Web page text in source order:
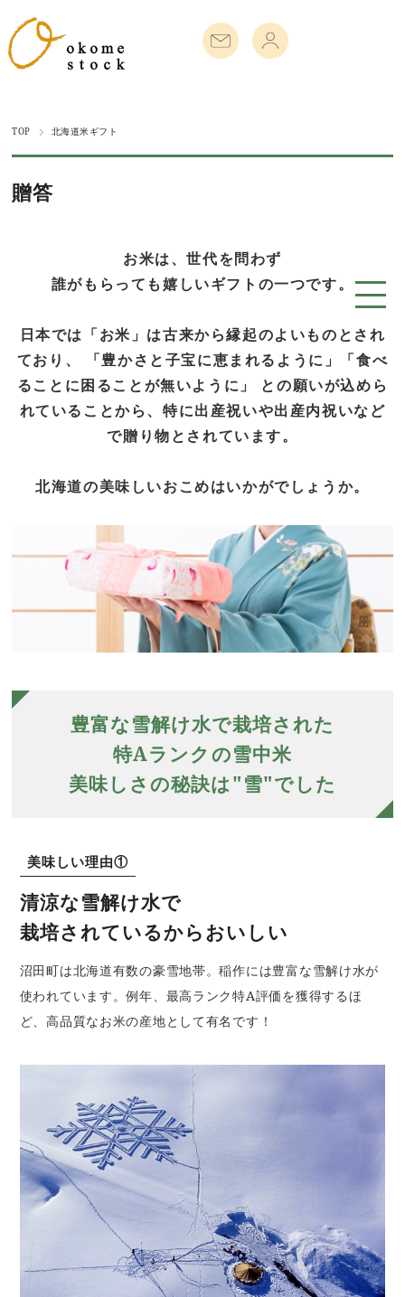
TOP 北海道米ギフト
贈答
お米は、世代を問わず
誰がもらっても嬉しいギフトの一つです。
日本では「お米」は古来から縁起のよいものとされ
ており、 「豊かさと子宝に恵まれるように」「食べ
ることに困ることが無いように」 との願いが込めら
れていることから、特に出産祝いや出産内祝いなど
で贈り物とされています。
北海道の美味しいおこめはいかがでしょうか。
豊富な雪解け水で栽培された
特Aランクの雪中米
美味しさの秘訣は"雪"でした
美味しい理由①
清涼な雪解け水で
栽培されているからおいしい
沼田町は北海道有数の豪雪地帯。稲作には豊富な雪解け水が
使われています。例年、最高ランク特A評価を獲得するほ
ど、高品質なお米の産地として有名です！